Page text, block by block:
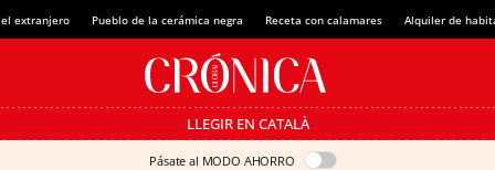
extranjero Pueblo de la cerámica negra Receta con calamares Alquiler de
LLEGIR EN CATALÀ
Pásate al MODO AHORRO